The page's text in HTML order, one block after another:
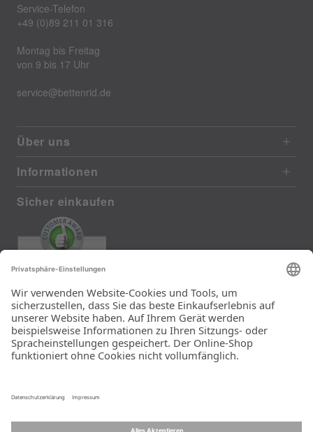
Service-Telefon
+49 (0)89 211 01 316
Montag bis Freitag
von 9 bis 17 Uhr
service@bettenrid.de
Über uns
Informationen
Sicher einkaufen
387 reviews from real customers
(last 12 months)
Total: 11280
Sehr schnelle Lieferung
mit DHL Der Lieferkarton
enthielt eine hübsche
Tasche genau in der
Größe des bestellten
Kopfkissens. Das Kissen
wurde also für den